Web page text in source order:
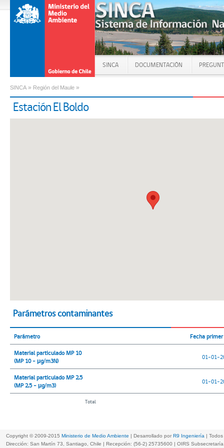
SINCA DOCUMENTACIÓN
SINCA » Región del Maule »
Estación El Boldo
Parámetros contaminantes
Parámetro Fecha
Material particulado MP 10
(MP 10 - μg/m3N)
01-01-
Material particulado MP 2,5
(MP 2,5 - μg/m3)
01-01-
Total
Copyright © 2009-2015 Ministerio de Medio Ambiente | Desarrollado por R9 Ingeniería |
Dirección: San Martín 73, Santiago, Chile | Recepción: (56-2) 25735600 | OIRS